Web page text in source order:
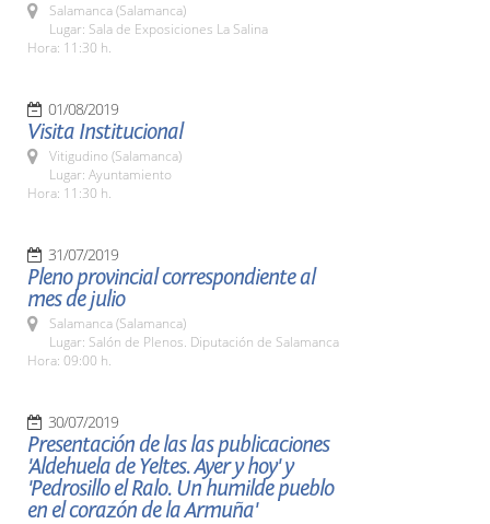
Salamanca (Salamanca)
Lugar: Sala de Exposiciones La Salina
Hora: 11:30 h.
01/08/2019
Visita Institucional
Vitigudino (Salamanca)
Lugar: Ayuntamiento
Hora: 11:30 h.
31/07/2019
Pleno provincial correspondiente al
mes de julio
Salamanca (Salamanca)
Lugar: Salón de Plenos. Diputación de Salamanca
Hora: 09:00 h.
30/07/2019
Presentación de las las publicaciones
'Aldehuela de Yeltes. Ayer y hoy' y
'Pedrosillo el Ralo. Un humilde pueblo
en el corazón de la Armuña'